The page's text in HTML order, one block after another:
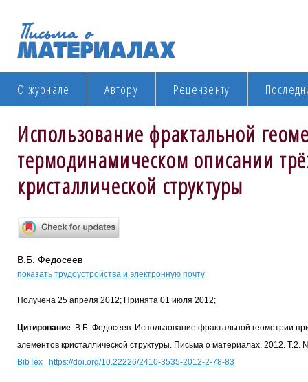
О журнале Автору Рецензенту
Использование фрактальной
термодинамическом описании
кристаллической структуры
В.Б. Федосеев
показать трудоустройства и электронную почту
Получена 25 апреля 2012; Принята 01 июля 2012;
Цитирование: В.Б. Федосеев. Использование фрактальной геометрии
элементов кристаллической структуры. Письма о материалах. 2012.
BibTex
https://doi.org/10.22226/2410-3535-2012-2-78-83